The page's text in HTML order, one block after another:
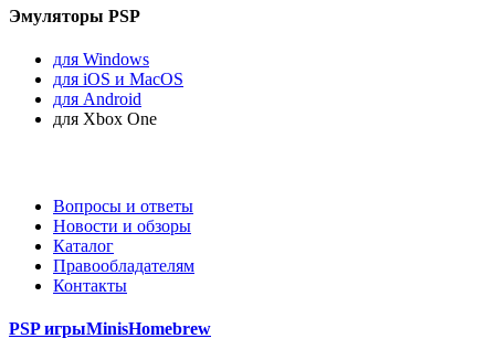
Эмуляторы PSP
для Windows
для iOS и MacOS
для Android
для Xbox One
Вопросы и ответы
Новости и обзоры
Каталог
Правообладателям
Контакты
PSP игрыMinisHomebrew